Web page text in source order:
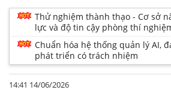
Thử nghiệm thành thạo - Cơ sở
lực và độ tin cậy phòng thí
Chuẩn hóa hệ thống quản lý AI,
phát triển có trách nhiệm
14:41 14/06/2026